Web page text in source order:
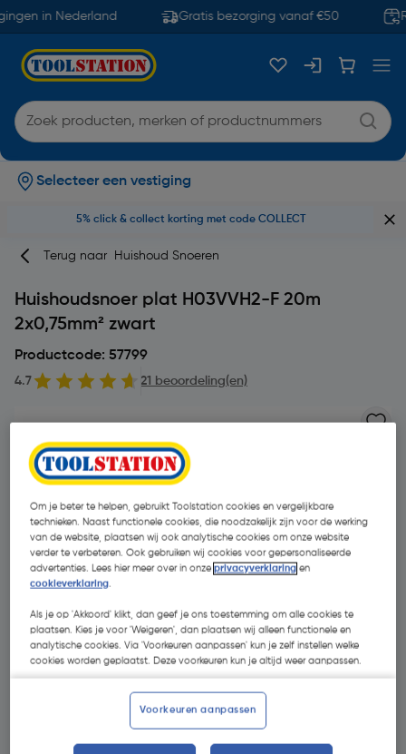
in Nederland Gratis bezorging vanaf €50
Selecteer een vestiging
5% click & collect korting met code COLLECT
Terug naar Huishoud Snoeren
Huishoudsnoer plat H03VVH2-F 20m
2x0,75mm² zwart
Productcode: 57799
4.7 21 beoordeling(en)
| Excl. btw € 11,98 € 0,73/m
Om je beter te helpen, gebruikt Toolstation cookies en vergelijkbare
technieken. Naast functionele cookies, die noodzakelijk zijn voor de werking
van de website, plaatsen wij ook analytische cookies om onze website
verder te verbeteren. Ook gebruiken wij cookies voor gepersonaliseerde
advertenties. Lees hier meer over in onzeprivacyverklaring en
cookieverklaring.
Als je op 'Akkoord' klikt, dan geef je ons toestemming om alle cookies te
plaatsen. Kies je voor 'Weigeren', dan plaatsen wij alleen functionele en
analytische cookies. Via 'Voorkeuren aanpassen' kun je zelf instellen welke
cookies worden geplaatst. Deze voorkeuren kun je altijd weer aanpassen.
Voorkeuren aanpassen